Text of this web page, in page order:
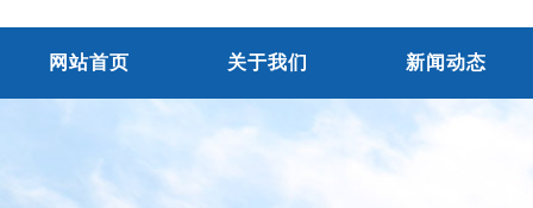
网站首页 关于我们 新闻动态